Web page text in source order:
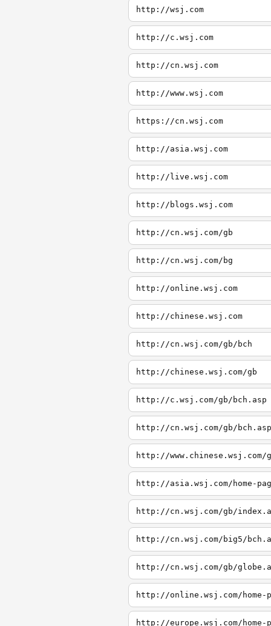
http://wsj.com
http://c.wsj.com
http://cn.wsj.com
http://www.wsj.com
https://cn.wsj.com
http://asia.wsj.com
http://live.wsj.com
http://blogs.wsj.com
http://cn.wsj.com/gb
http://cn.wsj.com/bg
http://online.wsj.com
http://chinese.wsj.com
http://cn.wsj.com/gb/bch
http://chinese.wsj.com/gb
http://c.wsj.com/gb/bch.asp
http://cn.wsj.com/gb/bch.asp
http://www.chinese.wsj.com/
http://asia.wsj.com/home-
http://cn.wsj.com/gb/
http://cn.wsj.com/big5/
http://cn.wsj.com/gb/
http://online.wsj.com/home-
http://europe.wsj.com/home-